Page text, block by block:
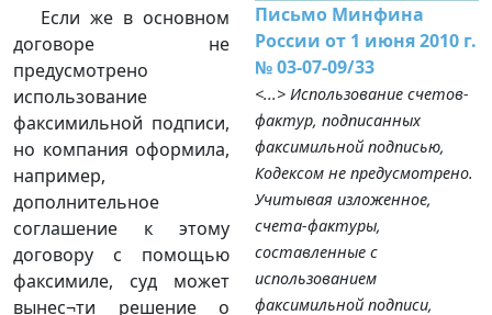
Письмо Минфина
России от 1 июня 2010 г.
№ 03-07-09/33
<...> Использование счетов-
фактур, подписанных
факсимильной подписью,
Кодексом не предусмотрено.
Учитывая изложенное,
счета-фактуры,
составленные с
использованием
факсимильной подписи,
Если же в основном
договоре не
предусмотрено
использование
факсимильной подписи,
но компания оформила,
например,
дополнительное
соглашение к этому
договору с помощью
факсимиле, суд может
вынес¬ти решение о